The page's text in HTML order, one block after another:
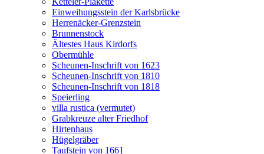
Einweihungsstein der Karlsbrücke
Herrenäcker-Grenzstein
Brunnenstock
Ältestes Haus Kirdorfs
Obermühle
Scheunen-Inschrift von 1623
Scheunen-Inschrift von 1810
Scheunen-Inschrift von 1818
Speierling
villa rustica (vermutet)
Grabkreuze alter Friedhof
Hirtenhaus
Hügelgräber
Taufstein von 1661